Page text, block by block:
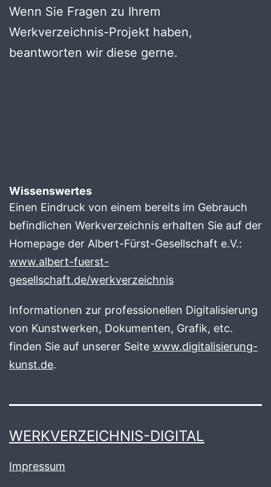
Wenn Sie Fragen zu Ihrem
Werkverzeichnis-Projekt haben,
beantworten wir diese gerne.
Wissenswertes
Einen Eindruck von einem bereits im Gebrauch
befindlichen Werkverzeichnis erhalten Sie auf der
Homepage der Albert-Fürst-Gesellschaft e.V.:
www.albert-fuerst-
gesellschaft.de/werkverzeichnis
Informationen zur professionellen Digitalisierung
von Kunstwerken, Dokumenten, Grafik, etc.
finden Sie auf unserer Seite www.digitalisierung-
kunst.de.
WERKVERZEICHNIS-DIGITAL
Impressum